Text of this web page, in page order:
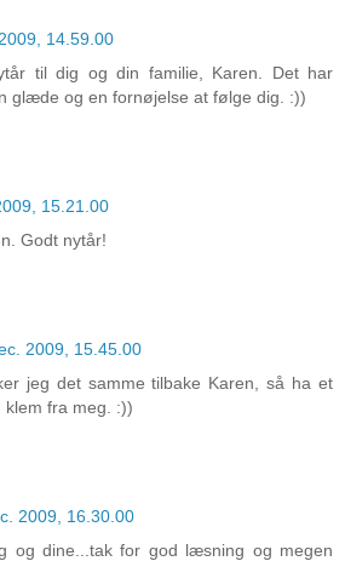
14.59.00
til dig og din familie, Karen. Det har
glæde og en fornøjelse at følge dig. :))
15.21.00
Godt nytår!
2009, 15.45.00
jeg det samme tilbake Karen, så ha et
klem fra meg. :))
2009, 16.30.00
og dine...tak for god læsning og megen